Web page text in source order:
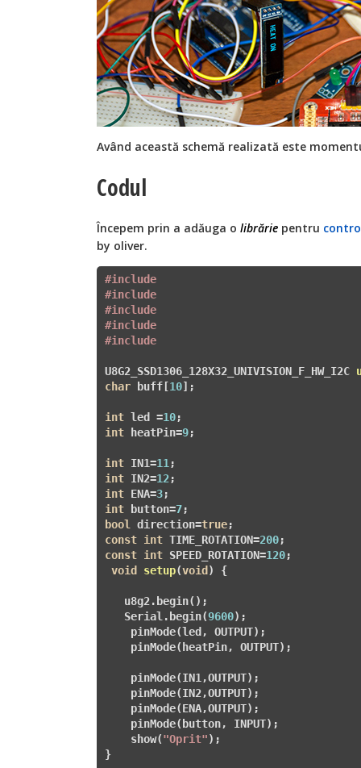
Având această schemă realizată este
Codul
Începem prin a adăuga o librărie pentru
by oliver.
#include
#include
#include
#include
#include
U8G2_SSD1306_128X32_UNIVISION_F_HW_I2C
char buff[10];
int led =10
int heatPin=9;
int IN1=11
int IN2=12
int ENA=3
int button=7
bool
direction=true
const int TIME_ROTATION=200
const int SPEED_ROTATION=120;
void
setup(void ) {
   u8g2.begin();
   Serial.begin(
9600);
    pinMode(led, OUTPUT);
    pinMode(heatPin, OUTPUT);
    pinMode(IN1,OUTPUT);
    pinMode(IN2,OUTPUT);
    pinMode(ENA,OUTPUT);
    pinMode(button, INPUT);
    show(
"Oprit");
}